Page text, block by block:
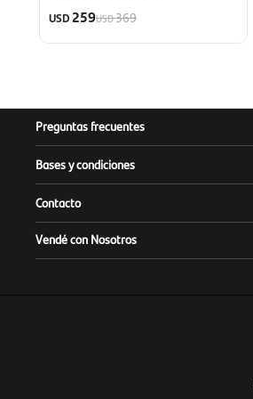
USD259USD369
Preguntas frecuentes
Bases y condiciones
Contacto
Vendé con Nosotros